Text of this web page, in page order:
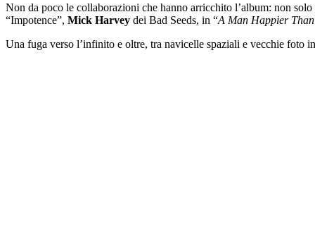
Non da poco le collaborazioni che hanno arricchito l’album: non
“Impotence”, Mick Harvey dei Bad Seeds, in “A Man Happier
Una fuga verso l’infinito e oltre, tra navicelle spaziali e vecchie foto